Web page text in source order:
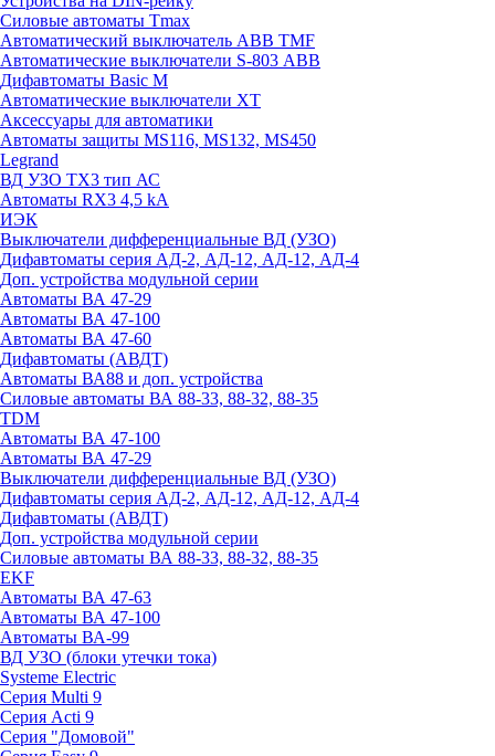
Силовые автоматы Tmax
Автоматический выключатель ABB TMF
Автоматические выключатели S-803 АВВ
Дифавтоматы Basic M
Автоматические выключатели XT
Аксессуары для автоматики
Автоматы защиты MS116, MS132, MS450
Legrand
ВД УЗО TX3 тип АС
Автоматы RX3 4,5 kA
ИЭК
Выключатели дифференциальные ВД (УЗО)
Дифавтоматы серия АД-2, АД-12, АД-12, АД-4
Доп. устройства модульной серии
Автоматы ВА 47-29
Автоматы ВА 47-100
Автоматы ВА 47-60
Дифавтоматы (АВДТ)
Автоматы ВА88 и доп. устройства
Силовые автоматы ВА 88-33, 88-32, 88-35
TDM
Автоматы ВА 47-100
Автоматы ВА 47-29
Выключатели дифференциальные ВД (УЗО)
Дифавтоматы серия АД-2, АД-12, АД-12, АД-4
Дифавтоматы (АВДТ)
Доп. устройства модульной серии
Силовые автоматы ВА 88-33, 88-32, 88-35
EKF
Автоматы ВА 47-63
Автоматы ВА 47-100
Автоматы ВА-99
ВД УЗО (блоки утечки тока)
Systeme Electric
Серия Multi 9
Серия Acti 9
Серия "Домовой"